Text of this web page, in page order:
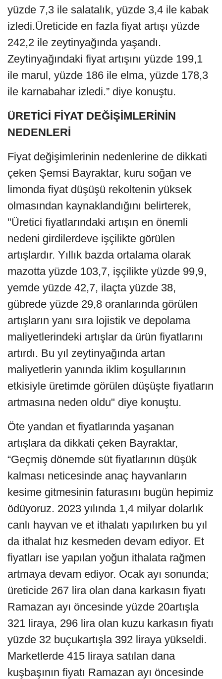
yüzde 7,3 ile salatalık, yüzde 3,4 ile kabak
izledi.Üreticide en fazla fiyat artışı yüzde
242,2 ile zeytinyağında yaşandı.
Zeytinyağındaki fiyat artışını yüzde 199,1
ile marul, yüzde 186 ile elma, yüzde 178,3
ile karnabahar izledi.” diye konuştu.
ÜRETİCİ FİYAT DEĞİŞİMLERİNİN
NEDENLERİ
Fiyat değişimlerinin nedenlerine de dikkati
çeken Şemsi Bayraktar, kuru soğan ve
limonda fiyat düşüşü rekoltenin yüksek
olmasından kaynaklandığını belirterek,
"Üretici fiyatlarındaki artışın en önemli
nedeni girdilerdeve işçilikte görülen
artışlardır. Yıllık bazda ortalama olarak
mazotta yüzde 103,7, işçilikte yüzde 99,9,
yemde yüzde 42,7, ilaçta yüzde 38,
gübrede yüzde 29,8 oranlarında görülen
artışların yanı sıra lojistik ve depolama
maliyetlerindeki artışlar da ürün fiyatlarını
artırdı. Bu yıl zeytinyağında artan
maliyetlerin yanında iklim koşullarının
etkisiyle üretimde görülen düşüşte fiyatların
artmasına neden oldu" diye konuştu.
Öte yandan et fiyatlarında yaşanan
artışlara da dikkati çeken Bayraktar,
“Geçmiş dönemde süt fiyatlarının düşük
kalması neticesinde anaç hayvanların
kesime gitmesinin faturasını bugün hepimiz
ödüyoruz. 2023 yılında 1,4 milyar dolarlık
canlı hayvan ve et ithalatı yapılırken bu yıl
da ithalat hız kesmeden devam ediyor. Et
fiyatları ise yapılan yoğun ithalata rağmen
artmaya devam ediyor. Ocak ayı sonunda;
üreticide 267 lira olan dana karkasın fiyatı
Ramazan ayı öncesinde yüzde 20artışla
321 liraya, 296 lira olan kuzu karkasın fiyatı
yüzde 32 buçukartışla 392 liraya yükseldi.
Marketlerde 415 liraya satılan dana
kuşbaşının fiyatı Ramazan ayı öncesinde